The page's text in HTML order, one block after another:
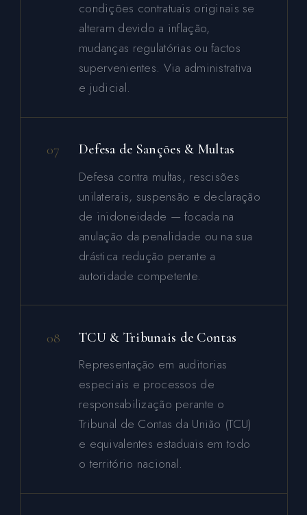
condições contratuais originais se
alteram devido a inflação,
mudanças regulatórias ou factos
supervenientes. Via administrativa
e judicial.
07 Defesa de Sanções & Multas
Defesa contra multas, rescisões
unilaterais, suspensão e declaração
de inidoneidade — focada na
anulação da penalidade ou na sua
drástica redução perante a
autoridade competente.
08 TCU & Tribunais de Contas
Representação em auditorias
especiais e processos de
responsabilização perante o
Tribunal de Contas da União (TCU)
e equivalentes estaduais em todo
o território nacional.